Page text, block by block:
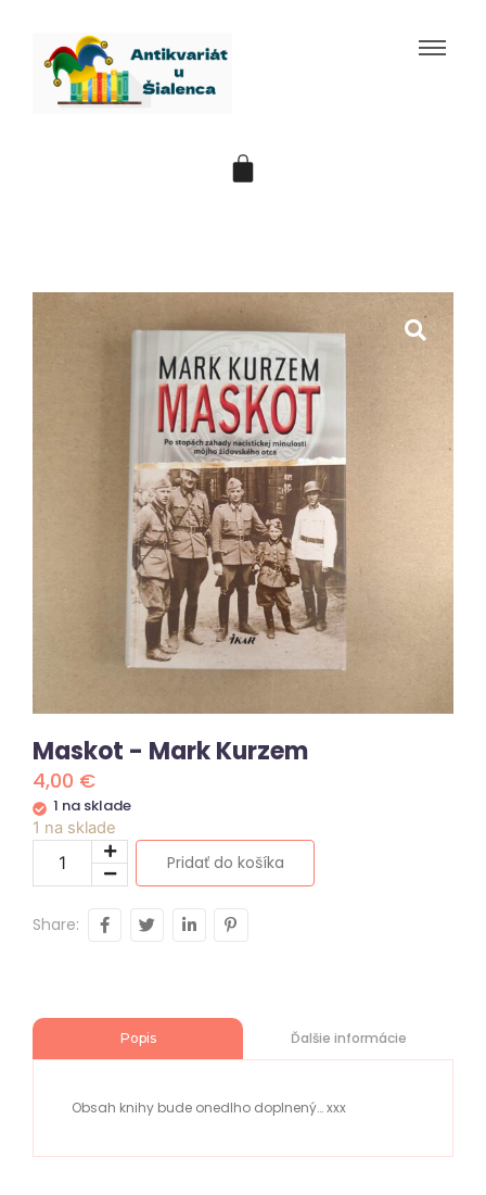
Maskot - Mark Kurzem
4,00 €
1 na sklade
1 na sklade
Pridať do košíka
Share:
Popis Ďalšie informácie
Obsah knihy bude onedlho doplnený… xxx